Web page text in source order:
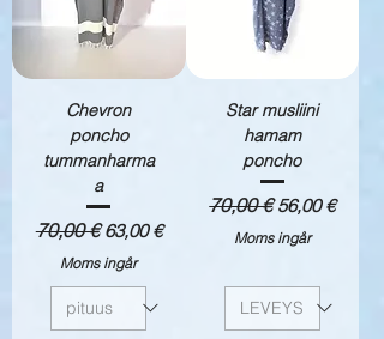
Chevron
poncho
tummanharma
a
Ordinarie pris
70,00 €Reapris
63,00 €
Moms ingår
Star musliini
hamam
poncho
Ordinarie pris
70,00 € Reapris
56,00 €
Moms ingår